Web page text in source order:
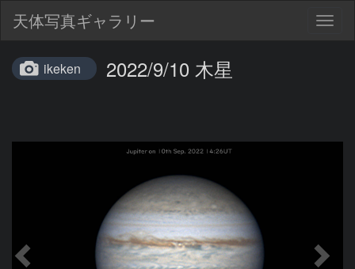
天体写真ギャラリー
ikeken 2022/9/10 木星